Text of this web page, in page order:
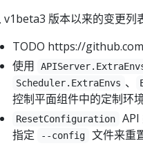
v1beta3 版本以来的变更列
TODO https://
使用
Scheduler.ExtraEnvs 、
控制平面组件中的定制环境
ResetConfiguration API
指定 --config 文件来重